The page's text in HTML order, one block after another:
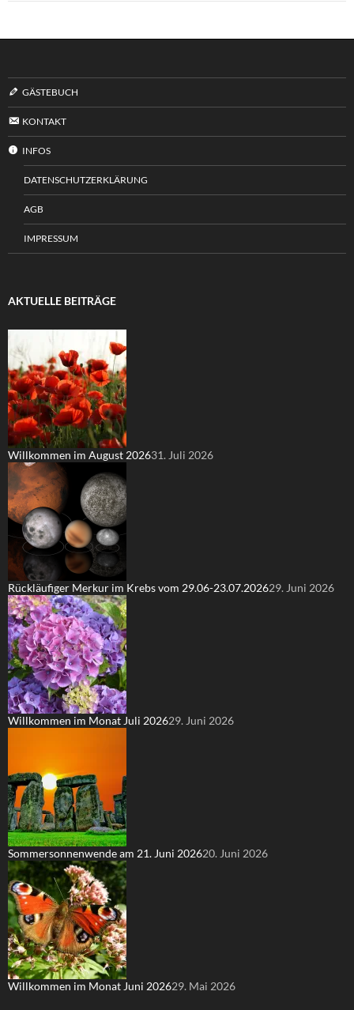
GÄSTEBUCH
KONTAKT
INFOS
DATENSCHUTZERKLÄRUNG
AGB
IMPRESSUM
AKTUELLE BEITRÄGE
Willkommen im August 202631. Juli 2026
Rückläufiger Merkur im Krebs vom 29.06-23.07.202629. Juni 2026
Willkommen im Monat Juli 202629. Juni 2026
Sommersonnenwende am 21. Juni 202620. Juni 2026
Willkommen im Monat Juni 202629. Mai 2026